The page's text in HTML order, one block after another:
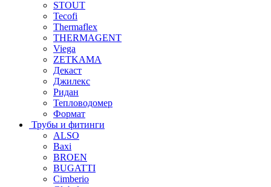
STOUT
Tecofi
Thermaflex
THERMAGENT
Viega
ZETKAMA
Декаст
Джилекс
Ридан
Тепловодомер
Формат
Трубы и фитинги
ALSO
Baxi
BROEN
BUGATTI
Cimberio